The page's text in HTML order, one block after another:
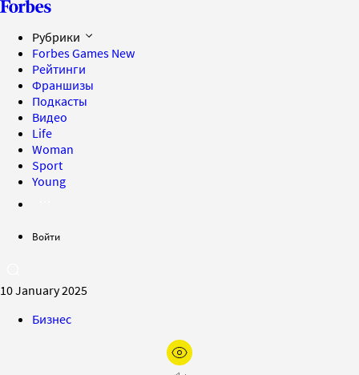
Рубрики
Forbes Games New
Рейтинги
Франшизы
Подкасты
Видео
Life
Woman
Sport
Young
Войти
10 January 2025
Бизнес